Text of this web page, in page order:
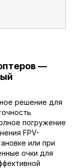
—
решение для
погружение
FPV-
или при
очки для